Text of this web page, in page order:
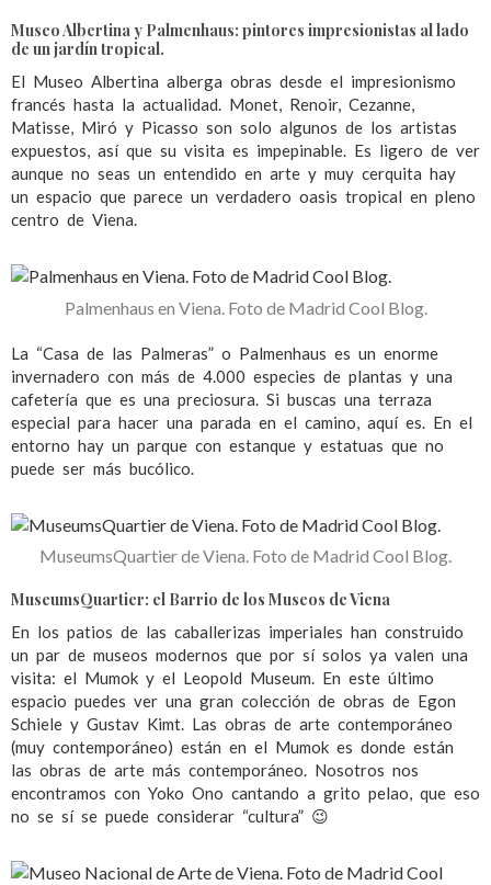
Museo Albertina y Palmenhaus: pintores impresionistas al lado
de un jardín tropical.
El Museo Albertina alberga obras desde el impresionismo
francés hasta la actualidad. Monet, Renoir, Cezanne,
Matisse, Miró y Picasso son solo algunos de los artistas
expuestos, así que su visita es impepinable. Es ligero de ver
aunque no seas un entendido en arte y muy cerquita hay
un espacio que parece un verdadero oasis tropical en pleno
centro de Viena.
Palmenhaus en Viena. Foto de Madrid Cool Blog.
La “Casa de las Palmeras” o Palmenhaus es un enorme
invernadero con más de 4.000 especies de plantas y una
cafetería que es una preciosura. Si buscas una terraza
especial para hacer una parada en el camino, aquí es. En el
entorno hay un parque con estanque y estatuas que no
puede ser más bucólico.
MuseumsQuartier de Viena. Foto de Madrid Cool Blog.
MuseumsQuartier: el Barrio de los Museos de Viena
En los patios de las caballerizas imperiales han construido
un par de museos modernos que por sí solos ya valen una
visita: el Mumok y el Leopold Museum. En este último
espacio puedes ver una gran colección de obras de Egon
Schiele y Gustav Kimt. Las obras de arte contemporáneo
(muy contemporáneo) están en el Mumok es donde están
las obras de arte más contemporáneo. Nosotros nos
encontramos con Yoko Ono cantando a grito pelao, que eso
no se sí se puede considerar “cultura” 😉